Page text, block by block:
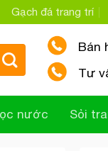
Gạch đá trang trí
Bán
Tư
nước Sỏi